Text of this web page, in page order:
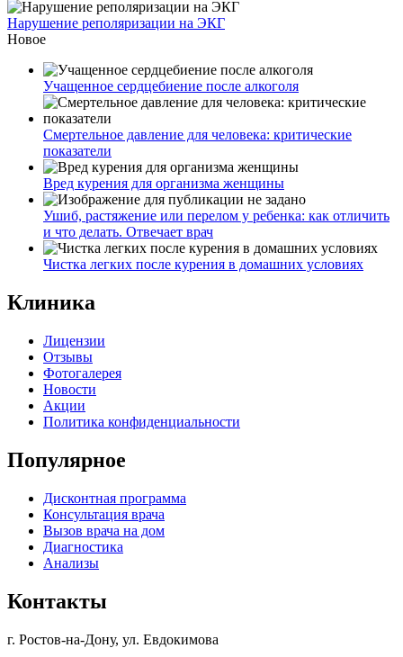
Нарушение реполяризации на ЭКГ
Новое
Учащенное сердцебиение после алкоголя
Смертельное давление для человека: критические
показатели
Вред курения для организма женщины
Ушиб, растяжение или перелом у ребенка: как отличить
и что делать. Отвечает врач
Чистка легких после курения в домашних условиях
Клиника
Лицензии
Отзывы
Фотогалерея
Новости
Акции
Политика конфиденциальности
Популярное
Дисконтная программа
Консультация врача
Вызов врача на дом
Диагностика
Анализы
Контакты
г. Ростов-на-Дону, ул. Евдокимова